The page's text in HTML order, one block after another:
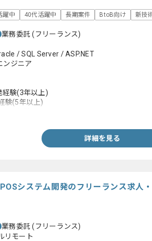
躍中 40代活躍中 長期案件 BtoB向け 新技
業務委託(フリーランス)
/ SQL Server / ASP.NET
ンジニア
経験(3年以上)
験(5年以上)
詳細を見る
POSシステム開発のフリーランス求人
業務委託(フリーランス)
リモート